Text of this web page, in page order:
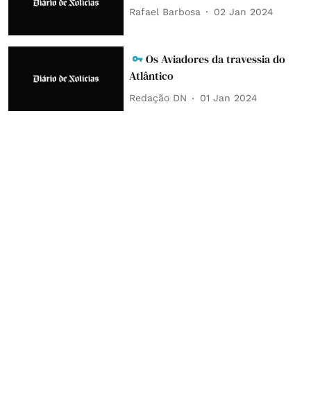
Rafael Barbosa 02 Jan 2024
Os Aviadores da travessia do
Atlântico
Redação DN 01 Jan 2024